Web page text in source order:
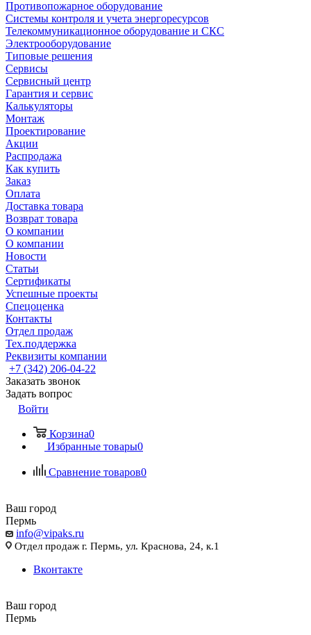
Противопожарное оборудование
Системы контроля и учета энергоресурсов
Телекоммуникационное оборудование и СКС
Электрооборудование
Типовые решения
Сервисы
Сервисный центр
Гарантия и сервис
Калькуляторы
Монтаж
Проектирование
Акции
Распродажа
Как купить
Заказ
Оплата
Доставка товара
Возврат товара
О компании
О компании
Новости
Статьи
Сертификаты
Успешные проекты
Спецоценка
Контакты
Отдел продаж
Тех.поддержка
Реквизиты компании
+7 (342) 206-04-22
Заказать звонок
Задать вопрос
Войти
Корзина0
Избранные товары0
Сравнение товаров0
Ваш город
Пермь
info@vipaks.ru
Отдел продаж г. Пермь, ул. Краснова, 24, к.1
Вконтакте
Ваш город
Пермь